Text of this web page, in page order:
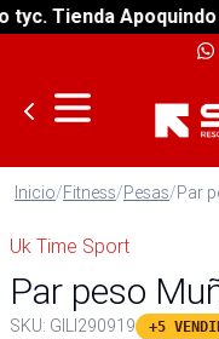
Tienda Apoquindo
Inicio/Fitness/Pesas/Par
Uk Time Sport
Par peso
SKU: GILI290919 +5